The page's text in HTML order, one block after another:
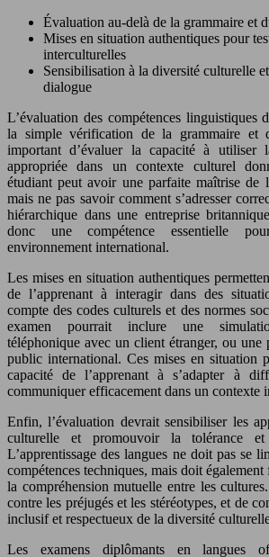
Évaluation au-delà de la grammaire et
Mises en situation authentiques pour
interculturelles
Sensibilisation à la diversité culturelle
dialogue
L’évaluation des compétences linguistiques
la simple vérification de la grammaire et
important d’évaluer la capacité à utiliser
appropriée dans un contexte culturel
étudiant peut avoir une parfaite maîtrise de
mais ne pas savoir comment s’adresser
hiérarchique dans une entreprise
donc une compétence essentielle
environnement international.
Les mises en situation authentiques
de l’apprenant à interagir dans des
compte des codes culturels et des normes
examen pourrait inclure une
téléphonique avec un client étranger, ou une
public international. Ces mises en situation
capacité de l’apprenant à s’adapter à
communiquer efficacement dans un contexte
Enfin, l’évaluation devrait sensibiliser les
culturelle et promouvoir la tolérance et
L’apprentissage des langues ne doit pas se
compétences techniques, mais doit
la compréhension mutuelle entre les
contre les préjugés et les stéréotypes, et de
inclusif et respectueux de la diversité
Les examens diplômants en langues